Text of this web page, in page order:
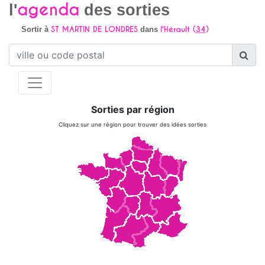
l'agenda des sorties
Sortir à ST MARTIN DE LONDRESdans l'Hérault (34)
Sorties par région
Cliquez sur une région pour trouver des idées sorties